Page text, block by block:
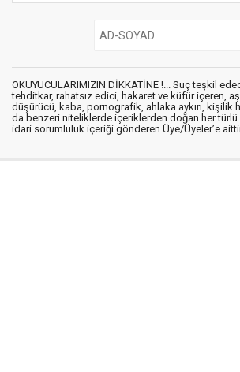
OKUYUCULARIMIZIN DİKKATİNE !... Suç teşkil
tehditkar, rahatsız edici, hakaret ve küfür içeren,
düşürücü, kaba, pornografik, ahlaka aykırı, kişilik
da benzeri niteliklerde içeriklerden doğan her türlü
idari sorumluluk içeriği gönderen Üye/Üyeler’e